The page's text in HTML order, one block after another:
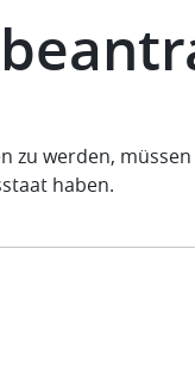
zu werden,
haben.